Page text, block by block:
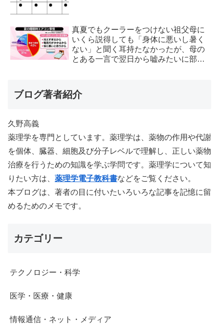
真夏でもクーラーをつけない祖父母に
いくら説得しても「身体に悪いし暑く
ない」と聞く耳持たなかったが、母の
とある一言で翌日から嘘みたいに部屋
ブログ著者紹介
久野高義
薬理学を専門としています。薬理学は、薬物の作用や代謝
を個体、臓器、細胞及び分子レベルで理解し、正しい薬物
治療を行うための知識を学ぶ学問です。薬理学について知
りたい方は、 薬理学電子教科書などをご覧ください。
本ブログは、著者の目に付いたいろいろな記事を記憶に留
めるためのメモです。
カテゴリー
テクノロジー・科学
医学・医療・健康
情報通信・ネット・メディア